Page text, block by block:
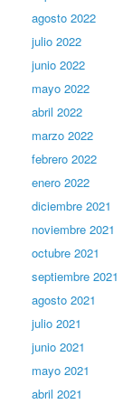
agosto 2022
julio 2022
junio 2022
mayo 2022
abril 2022
marzo 2022
febrero 2022
enero 2022
diciembre 2021
noviembre 2021
octubre 2021
septiembre 2021
agosto 2021
julio 2021
junio 2021
mayo 2021
abril 2021